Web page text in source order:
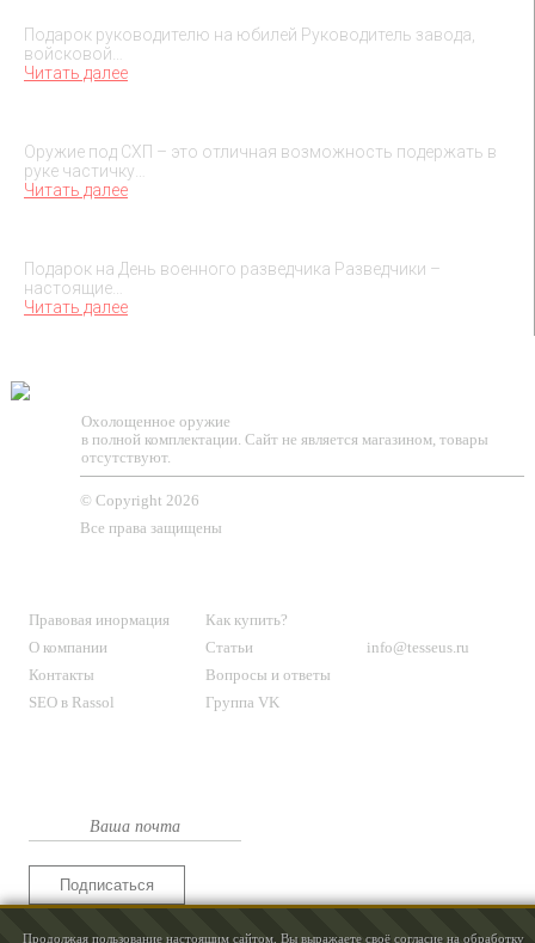
Подарок руководителю на юбилей Руководитель завода,
войсковой…
Читать далее
Оружие под СХП – это отличная возможность подержать в
руке частичку…
Читать далее
Подарок на День военного разведчика Разведчики –
настоящие…
Читать далее
Охолощенное оружие
в полной комплектации. Сайт не является магазином, товары
отсутствуют.
© Copyright 2026
Все права защищены
Правовая инормация
О компании
Контакты
SEO в Rassol
Как купить?
Статьи
Вопросы и ответы
Группа VK
info@tesseus.ru
Подписаться
Продолжая пользование настоящим сайтом, Вы выражаете своё согласие на обработку